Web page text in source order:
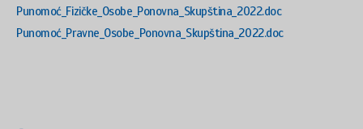
Punomoć_Fizičke_Osobe_Ponovna_Skupština_2022.doc
Punomoć_Pravne_Osobe_Ponovna_Skupština_2022.doc